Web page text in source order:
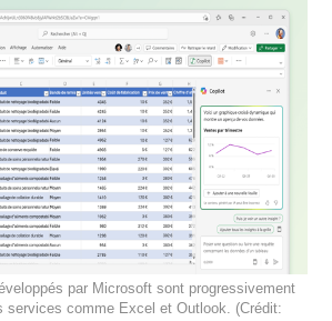
par Microsoft sont progressivement
services comme Excel et Outlook. (Crédit: